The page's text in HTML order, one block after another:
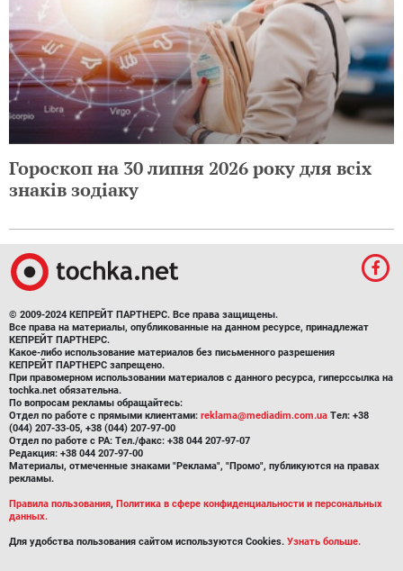
Гороскоп на 30 липня 2026 року для всіх
знаків зодіаку
© 2009-2024 КЕПРЕЙТ ПАРТНЕРС. Все права защищены.
Все права на материалы, опубликованные на данном ресурсе, принадлежат
КЕПРЕЙТ ПАРТНЕРС.
Какое-либо использование материалов без письменного разрешения
КЕПРЕЙТ ПАРТНЕРС запрещено.
При правомерном использовании материалов с данного ресурса, гиперссылка на
tochka.net обязательна.
По вопросам рекламы обращайтесь:
Отдел по работе с прямыми клиентами: reklama@mediadim.com.ua Тел: +38
(044) 207-33-05, +38 (044) 207-97-00
Отдел по работе с РА: Тел./факс: +38 044 207-97-07
Редакция: +38 044 207-97-00
Материалы, отмеченные знаками "Реклама", "Промо", публикуются на правах
рекламы.
Правила пользования, Политика в сфере конфиденциальности и персональных
данных.
Для удобства пользования сайтом используются Cookies. Узнать больше.